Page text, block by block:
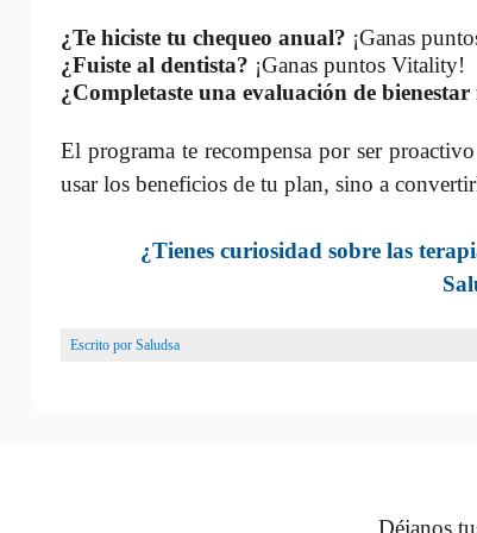
¿Te hiciste tu chequeo anual? ¡Ganas
¿Fuiste al dentista? ¡Ganas puntos Vitality!
¿Completaste una evaluación de
El programa te recompensa por ser
usar los beneficios de tu plan, sino a
¿Tienes curiosidad sobre las
Escrito por Saludsa
Déjanos